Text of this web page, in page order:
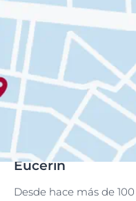
Eucerin
Desde hace más de